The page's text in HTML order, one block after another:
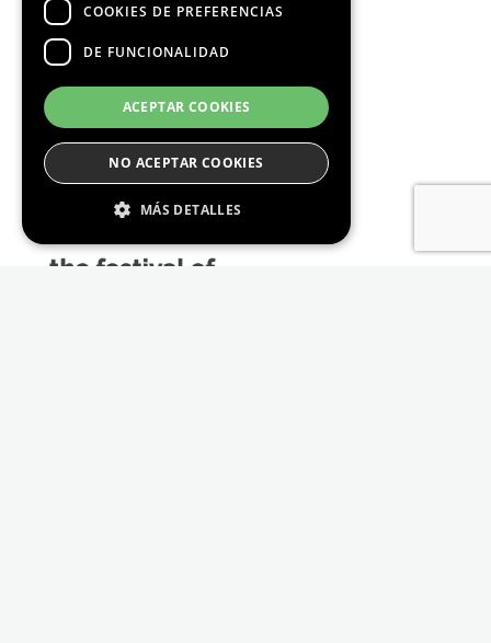
Media Partners
COOKIES DE PREFERENCIAS
DE FUNCIONALIDAD
ACEPTAR COOKIES
NO ACEPTAR COOKIES
MÁS DETALLES